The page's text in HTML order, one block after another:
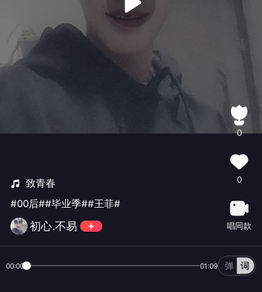
致青春
#00后##毕业季##王菲#
初心.不易
0
0
唱同款
00:00 01:09